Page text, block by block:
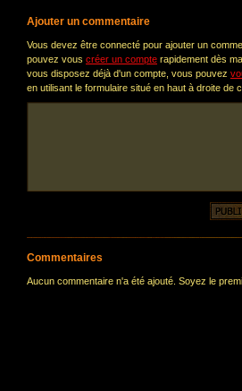
Ajouter un commentaire
Vous devez être connecté pour ajouter un
pouvez vous créer un compte rapidement dès
vous disposez déjà d'un compte, vous pouvez
en utilisant le formulaire situé en haut à droite de
Commentaires
Aucun commentaire n'a été ajouté. Soyez le